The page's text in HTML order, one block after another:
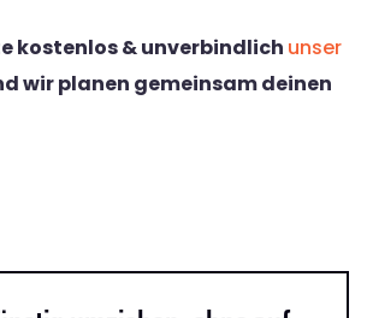
kostenlos & unverbindlich unser
wir planen gemeinsam deinen